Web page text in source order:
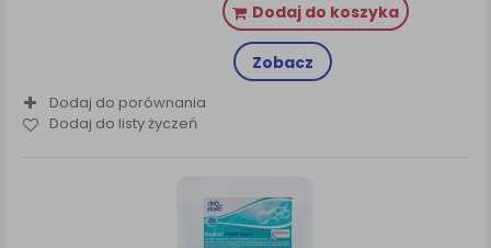
Dodaj do koszyka
Zobacz
Dodaj do porównania
Dodaj do listy życzeń